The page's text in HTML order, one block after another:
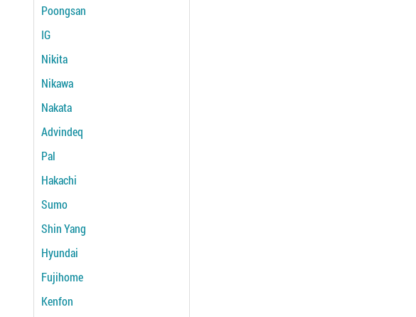
Poongsan
IG
Nikita
Nikawa
Nakata
Advindeq
Pal
Hakachi
Sumo
Shin Yang
Hyundai
Fujihome
Kenfon